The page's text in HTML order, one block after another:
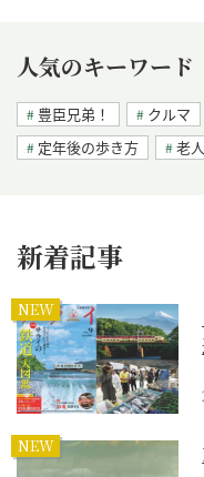
人気のキーワード
豊臣兄弟！ クルマ
定年後の歩き方
老
新着記事
NEW
NEW